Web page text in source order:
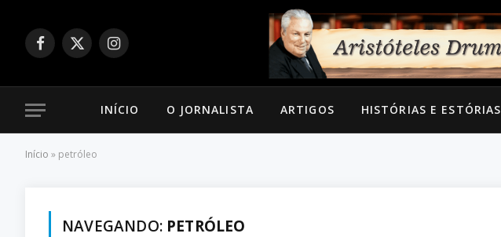
Facebook
X
Instagram
INÍCIO O JORNALISTA ARTIGOS HISTÓRIAS E ESTÓRIAS
Início » petróleo
NAVEGANDO: PETRÓLEO